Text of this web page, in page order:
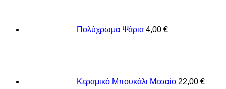
Πολύχρωμα Ψάρια 4,00 €
Κεραμικό Μπουκάλι Μεσαίο 22,00 €